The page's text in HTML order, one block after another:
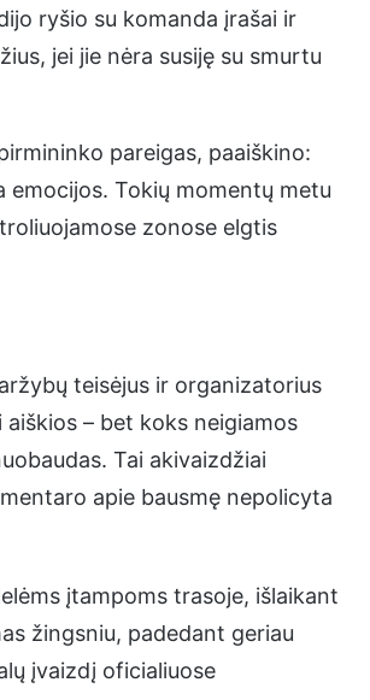
ryšio su komanda įrašai ir
jei jie nėra susiję su smurtu
pareigas, paaiškino:
Tokių momentų metu
zonose elgtis
teisėjus ir organizatorius
– bet koks neigiamos
Tai akivaizdžiai
apie bausmę nepolicyta
įtampoms trasoje, išlaikant
žingsniu, padedant geriau
įvaizdį oficialiuose